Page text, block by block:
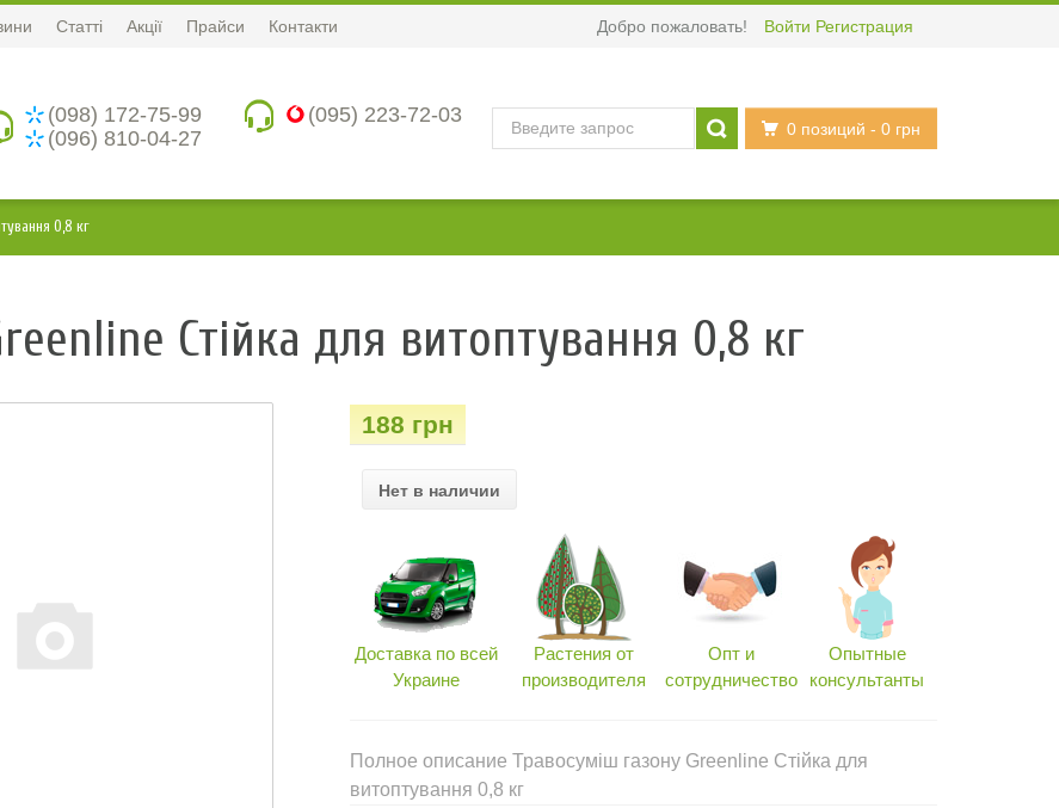
Статті Акції Прайси Контакти Добро пожаловать! Войти Регистрация
0 позиций - 0 грн
(095) 223-72-03
(098) 172-75-99
(096) 810-04-27
0,8 кг
Стійка для витоптування 0,8 кг
188 грн
Нет в наличии
Доставка по всей
Украине
Растения от
производителя
Опт и
сотрудничество
Опытные
консультанты
Полное описание Травосуміш газону Greenline Стійка для
витоптування 0,8 кг